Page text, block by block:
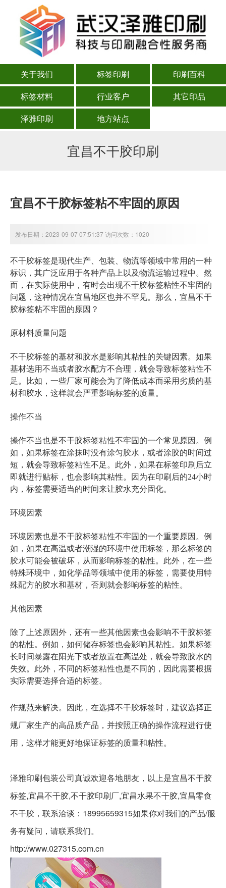
关于我们 标签印刷
印刷百科
标签材料
行业客户
其它印品
泽雅印刷
地方站点
宜昌不干胶印刷
宜昌不干胶标签粘不牢固的原因
发布日期：2023-09-07 07:51:37 访问次数：1020
不干胶标签是现代生产、包装、物流等领域中常用的一种
标识，其广泛应用于各种产品上以及物流运输过程中。然
而，在实际使用中，有时会出现不干胶标签粘性不牢固的
问题，这种情况在宜昌地区也并不罕见。那么， 宜昌不干
胶标签粘不牢固的原因 ？
原材料质量问题
不干胶标签的基材和胶水是影响其粘性的关键因素。如果
基材选用不当或者胶水配方不合理，就会导致标签粘性不
足。比如，一些厂家可能会为了降低成本而采用劣质的基
材和胶水，这样就会严重影响标签的质量。
操作不当
操作不当也是不干胶标签粘性不牢固的一个常见原因。例
如，如果标签在涂抹时没有涂匀胶水，或者涂胶的时间过
短，就会导致标签粘性不足。此外，如果在标签印刷后立
即就进行贴标，也会影响其粘性。因为在印刷后的24小时
内，标签需要适当的时间来让胶水充分固化。
环境因素
环境因素也是不干胶标签粘性不牢固的一个重要原因。例
如，如果在高温或者潮湿的环境中使用标签，那么标签的
胶水可能会被破坏，从而影响标签的粘性。此外，在一些
特殊环境中，如化学品等领域中使用的标签，需要使用特
殊配方的胶水和基材，否则就会影响标签的粘性。
其他因素
除了上述原因外，还有一些其他因素也会影响不干胶标签
的粘性。例如，如何储存标签也会影响其粘性。如果标签
长时间暴露在阳光下或者放置在高温处，就会导致胶水的
失效。此外，不同的标签粘性也是不同的，因此需要根据
实际需要选择合适的标签。
作规范来解决。因此，在选择不干胶标签时，建议选择正
规厂家生产的高品质产品，并按照正确的操作流程进行使
用，这样才能更好地保证标签的质量和粘性。
泽雅印刷包装公司真诚欢迎各地朋友，以上是宜昌不干胶
标签,宜昌不干胶,不干胶印刷厂,宜昌水果不干胶,宜昌零食
不干胶，联系洽谈：18995659315如果你对我们的产品/服
务有疑问，请联系我们。
http://www.027315.com.cn